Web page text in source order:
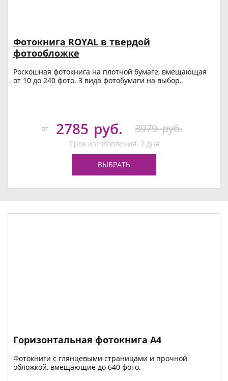
Фотокнига ROYAL в твердой
фотообложке
Роскошная фотокнига на плотной бумаге, вмещающая
от 10 до 240 фото. 3 вида фотобумаги на выбор.
от 2785 руб. 3979 руб.
Срок изготовления: 2 дня
ВЫБРАТЬ
Горизонтальная фотокнига А4
Фотокниги с глянцевыми страницами и прочной
обложкой, вмещающие до 640 фото.